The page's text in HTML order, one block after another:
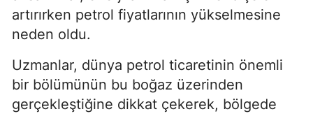
artırırken petrol fiyatlarının yükselmesine
neden oldu.
Uzmanlar, dünya petrol ticaretinin önemli
bir bölümünün bu boğaz üzerinden
gerçekleştiğine dikkat çekerek, bölgede